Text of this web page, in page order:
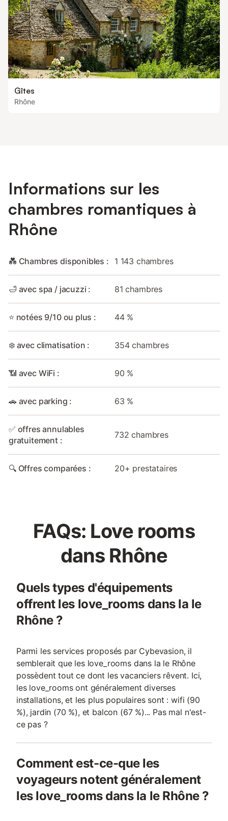
Gîtes
Rhône
Informations sur les
chambres romantiques à
Rhône
💑 Chambres disponibles : 1 143 chambres
🛁 avec spa / jacuzzi : 81 chambres
⭐ notées 9/10 ou plus : 44 %
❄️ avec climatisation : 354 chambres
📶 avec WiFi : 90 %
🚗 avec parking : 63 %
✅ offres annulables
gratuitement :
732 chambres
🔍 Offres comparées : 20+ prestataires
FAQs: Love rooms
dans Rhône
Quels types d'équipements
offrent les love_rooms dans la le
Rhône ?
Parmi les services proposés par Cybevasion, il
semblerait que les love_rooms dans la le Rhône
possèdent tout ce dont les vacanciers rêvent. Ici,
les love_rooms ont généralement diverses
installations, et les plus populaires sont : wifi (90
%), jardin (70 %), et balcon (67 %)... Pas mal n'est-
ce pas ?
Comment est-ce-que les
voyageurs notent généralement
les love_rooms dans la le Rhône ?